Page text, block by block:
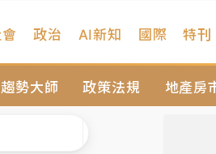
趨勢大師 政策法規 地產房
政治 AI新知 國際 特刊